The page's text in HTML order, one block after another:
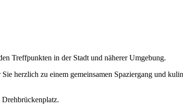
Treffpunkten in der Stadt und näherer Umgebung.
herzlich zu einem gemeinsamen Spaziergang und